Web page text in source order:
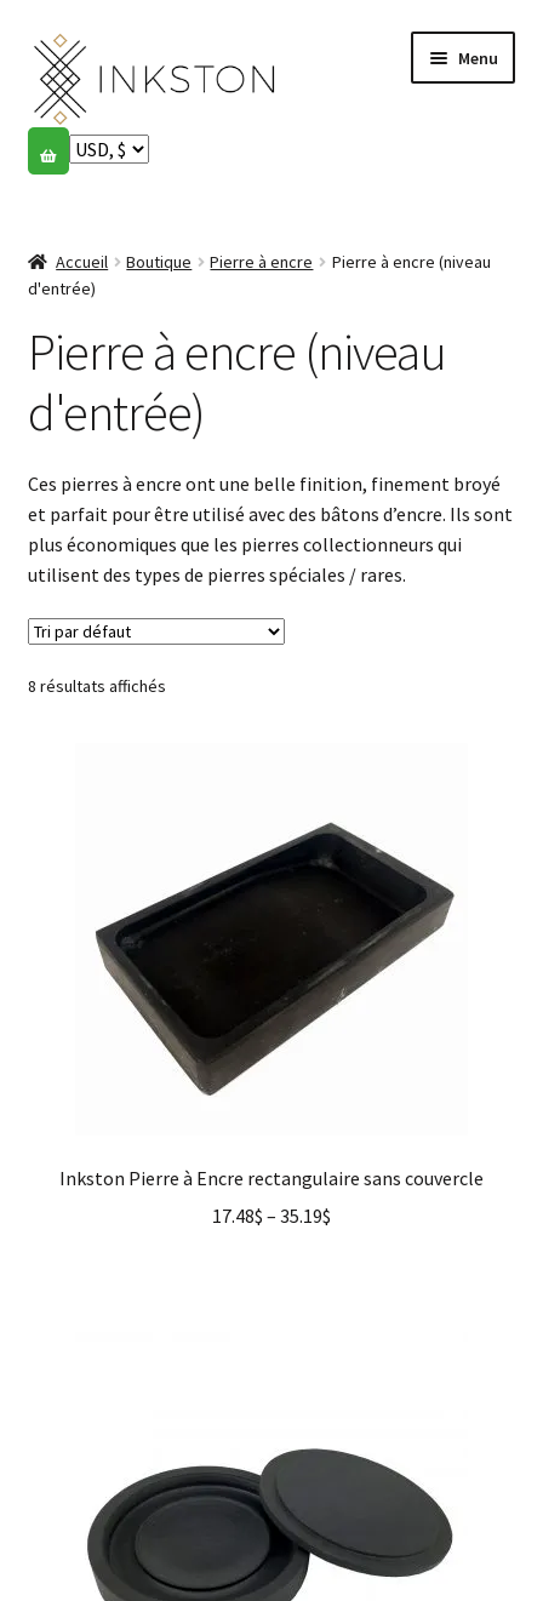
Aller
la
navigation
Aller
au
contenu
Menu
Boutique
menu
English
Español
le
menu
Mon compte
Questions fréquentes
Accueil Boutique Pierre à encre
Pierre à encre (niveau
d'entrée)
Pierre à encre (niveau
d'entrée)
Ces pierres à encre ont une belle finition, finement broyé
et parfait pour être utilisé avec des bâtons d’encre. Ils sont
plus économiques que les pierres collectionneurs qui
utilisent des types de pierres spéciales / rares.
8 résultats affichés
Inkston Pierre à Encre rectangulaire sans couvercle
17.48$ – 35.19$